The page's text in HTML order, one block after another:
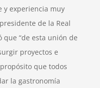
y experiencia muy
de la Real
que “de esta unión de
proyectos e
que todos
la gastronomía